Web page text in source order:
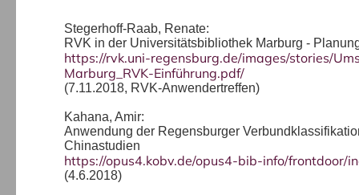
Stegerhoff-Raab, Renate:
RVK in der Universitätsbibliothek Marburg -
https://rvk.uni-regensburg.de/images/stories/
Marburg_RVK-Einführung.pdf/
(7.11.2018, RVK-Anwendertreffen)
Kahana, Amir:
Anwendung der Regensburger
Chinastudien
https://opus4.kobv.de/opus4-bib-info/frontdoor/
(4.6.2018)